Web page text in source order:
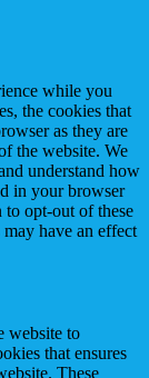
while you
the cookies that
as they are
the website. We
understand how
in your browser
opt-out of these
have an effect
website to
that ensures
These